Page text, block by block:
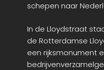
schepen naar
In de Lloydstraat
de Rotterdamse
een rijksmonument